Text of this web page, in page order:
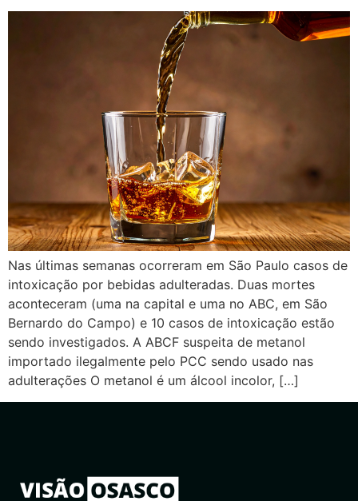
Nas últimas semanas ocorreram em São Paulo casos de
intoxicação por bebidas adulteradas. Duas mortes
aconteceram (uma na capital e uma no ABC, em São
Bernardo do Campo) e 10 casos de intoxicação estão
sendo investigados. A ABCF suspeita de metanol
importado ilegalmente pelo PCC sendo usado nas
adulterações O metanol é um álcool incolor, […]